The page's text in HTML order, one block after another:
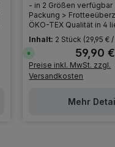
- in 2 Größen verfügbar
Packung >
ÖKO-TEX Qualität in 4
Farben - für nahezu alle
Liegengrößen lieferbar .
Inhalt: 2 Stück (29,95 €
Regulärer
S
o
f
o
r
59,90 €
Preise inkl. MwSt. zzgl.
Versandkosten
Mehr